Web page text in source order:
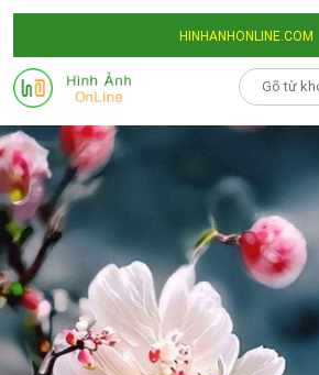
HINHANHONLINE.COM